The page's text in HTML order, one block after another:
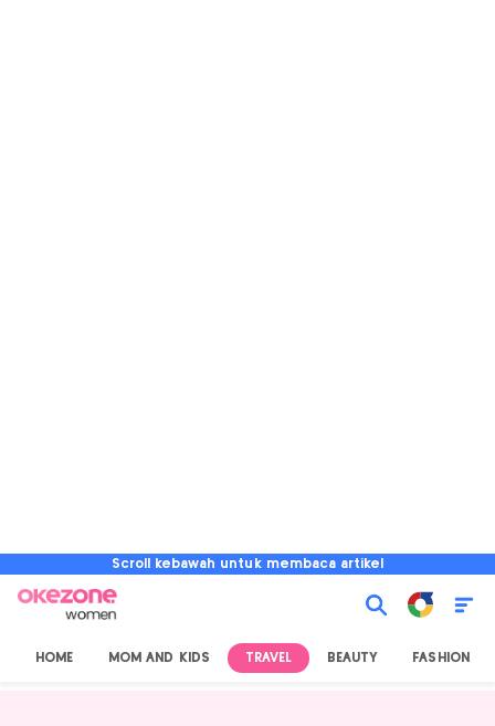
Scroll kebawah untuk membaca artikel
HOME MOM AND KIDS TRAVEL BEAUTY FASHION